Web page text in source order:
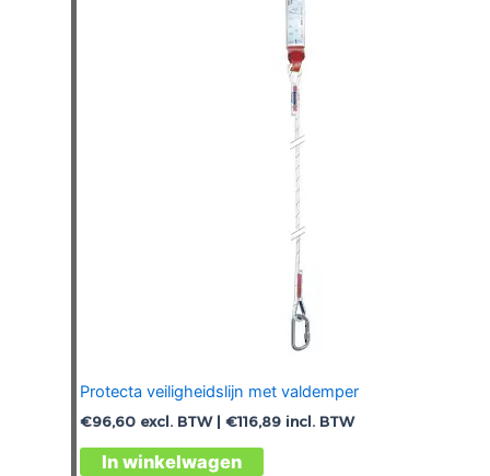
kan
gekozen
worden
productpagina
Protecta veiligheidslijn met valdemper
€96,60 excl. BTW | €116,89 incl. BTW
In winkelwagen